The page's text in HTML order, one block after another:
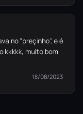
no "preçinho", e é
kkkkk, muito bom
18/08/2023